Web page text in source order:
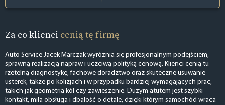
Za co klienci cenią tę firmę
Auto Service Jacek Marczak wyróżnia się profesjonalnym podejściem,
sprawną realizacją napraw i uczciwą polityką cenową. Klienci cenią tu
rzetelną diagnostykę, fachowe doradztwo oraz skuteczne usuwanie
usterek, także po kolizjach i w przypadku bardziej wymagających prac,
takich jak geometria kół czy zawieszenie. Dużym atutem jest szybki
kontakt, miła obsługa i dbałość o detale, dzięki którym samochód wraca